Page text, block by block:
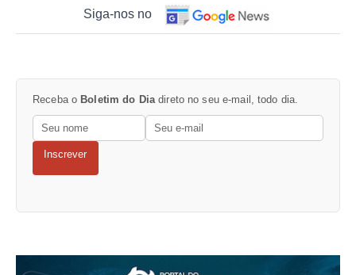
Siga-nos no
Receba o Boletim do Diadireto no seu e-mail, todo dia.
Inscrever